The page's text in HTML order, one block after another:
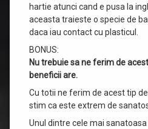
hartie atunci cand e pusa la
aceasta traieste o specie de
daca iau contact cu plasticul.
BONUS:
Nu trebuie sa ne ferim de
beneficii are.
Cu totii ne ferim de acest tip
stim ca este extrem de
Unul dintre cele mai